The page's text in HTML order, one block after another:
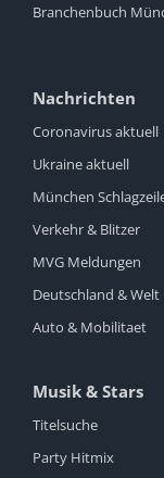
Branchenbuch
Nachrichten
Coronavirus aktuell
Ukraine aktuell
München
Verkehr & Blitzer
MVG Meldungen
Deutschland & Welt
Auto & Mobilitaet
Musik & Stars
Titelsuche
Party Hitmix